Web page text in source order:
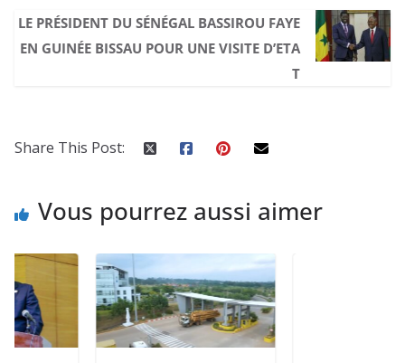
LE PRÉSIDENT DU SÉNÉGAL BASSIROU FAYE
EN GUINÉE BISSAU POUR UNE VISITE D’ETA
T
Share This Post:
Vous pourrez aussi aimer